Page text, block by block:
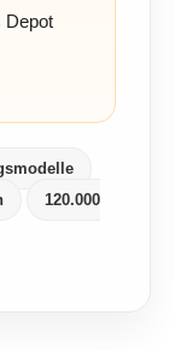
Depot
120.000